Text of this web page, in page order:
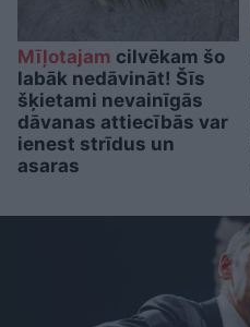
Mīļotajam cilvēkam šo
labāk nedāvināt! Šīs
šķietami nevainīgās
dāvanas attiecībās var
ienest strīdus un
asaras